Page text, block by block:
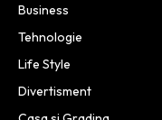
Business
Tehnologie
Life Style
Divertisment